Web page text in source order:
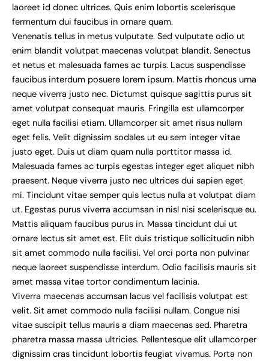
laoreet id donec ultrices. Quis enim lobortis scelerisque
fermentum dui faucibus in ornare quam.
Venenatis tellus in metus vulputate. Sed vulputate odio ut
enim blandit volutpat maecenas volutpat blandit. Senectus
et netus et malesuada fames ac turpis. Lacus suspendisse
faucibus interdum posuere lorem ipsum. Mattis rhoncus urna
neque viverra justo nec. Dictumst quisque sagittis purus sit
amet volutpat consequat mauris. Fringilla est ullamcorper
eget nulla facilisi etiam. Ullamcorper sit amet risus nullam
eget felis. Velit dignissim sodales ut eu sem integer vitae
justo eget. Duis ut diam quam nulla porttitor massa id.
Malesuada fames ac turpis egestas integer eget aliquet nibh
praesent. Neque viverra justo nec ultrices dui sapien eget
mi. Tincidunt vitae semper quis lectus nulla at volutpat diam
ut. Egestas purus viverra accumsan in nisl nisi scelerisque eu.
Mattis aliquam faucibus purus in. Massa tincidunt dui ut
ornare lectus sit amet est. Elit duis tristique sollicitudin nibh
sit amet commodo nulla facilisi. Vel orci porta non pulvinar
neque laoreet suspendisse interdum. Odio facilisis mauris sit
amet massa vitae tortor condimentum lacinia.
Viverra maecenas accumsan lacus vel facilisis volutpat est
velit. Sit amet commodo nulla facilisi nullam. Congue nisi
vitae suscipit tellus mauris a diam maecenas sed. Pharetra
pharetra massa massa ultricies. Pellentesque elit ullamcorper
dignissim cras tincidunt lobortis feugiat vivamus. Porta non